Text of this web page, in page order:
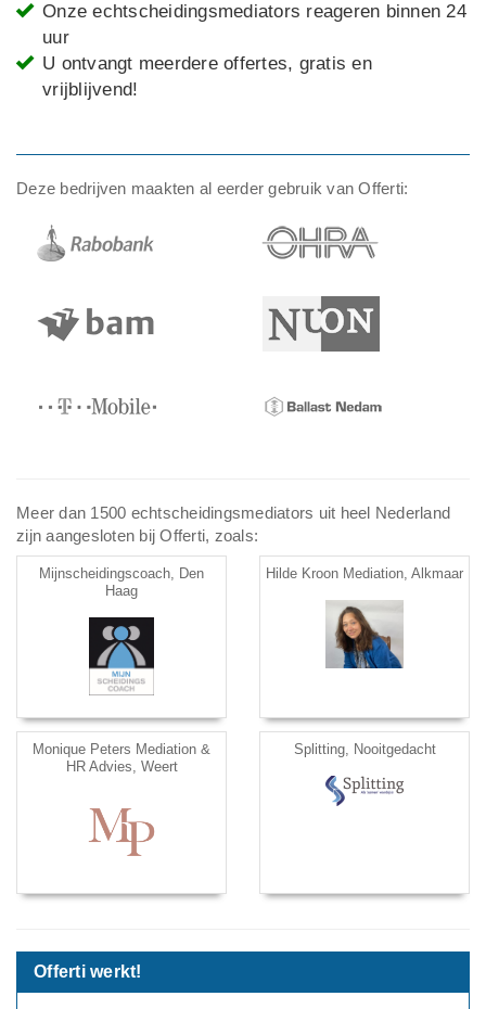
Onze echtscheidingsmediators reageren binnen 24
uur
U ontvangt meerdere offertes, gratis en
vrijblijvend!
Deze bedrijven maakten al eerder gebruik van Offerti:
Meer dan 1500 echtscheidingsmediators uit heel Nederland
zijn aangesloten bij Offerti, zoals:
Mijnscheidingscoach, Den
Haag
Hilde Kroon Mediation, Alkmaar
Monique Peters Mediation &
HR Advies, Weert
Splitting, Nooitgedacht
Offerti werkt!